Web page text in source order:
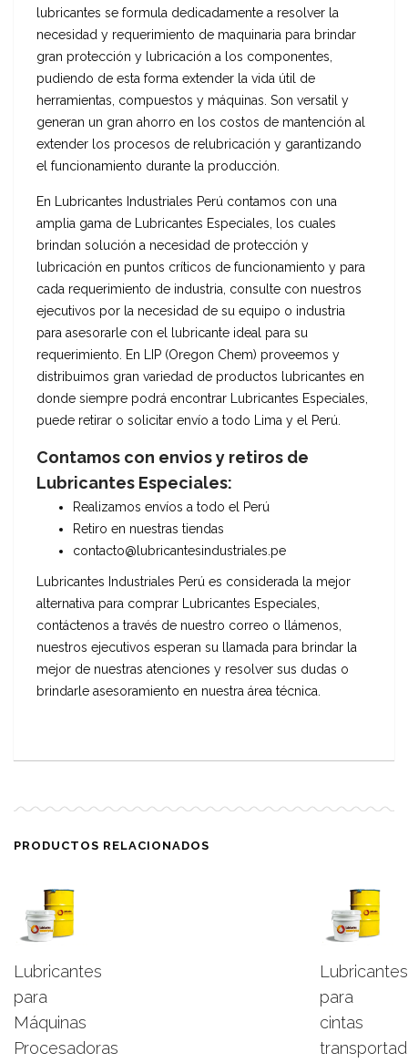
lubricantes se formula dedicadamente a resolver la
necesidad y requerimiento de maquinaria para brindar
gran protección y lubricación a los componentes,
pudiendo de esta forma extender la vida útil de
herramientas, compuestos y máquinas. Son versatil y
generan un gran ahorro en los costos de mantención al
extender los procesos de relubricación y garantizando
el funcionamiento durante la producción.
En Lubricantes Industriales Perú contamos con una
amplia gama de Lubricantes Especiales, los cuales
brindan solución a necesidad de protección y
lubricación en puntos críticos de funcionamiento y para
cada requerimiento de industria, consulte con nuestros
ejecutivos por la necesidad de su equipo o industria
para asesorarle con el lubricante ideal para su
requerimiento. En LIP (Oregon Chem) proveemos y
distribuimos gran variedad de productos lubricantes en
donde siempre podrá encontrar Lubricantes Especiales,
puede retirar o solicitar envío a todo Lima y el Perú.
Contamos con envios y retiros de
Lubricantes Especiales:
Realizamos envíos a todo el Perú
Retiro en nuestras tiendas
contacto@lubricantesindustriales.pe
Lubricantes Industriales Perú es considerada la mejor
alternativa para comprar Lubricantes Especiales,
contáctenos a través de nuestro correo o llámenos,
nuestros ejecutivos esperan su llamada para brindar la
mejor de nuestras atenciones y resolver sus dudas o
brindarle asesoramiento en nuestra área técnica.
PRODUCTOS RELACIONADOS
Lubricantes
para
Máquinas
Procesadoras
Lubricantes
para
cintas